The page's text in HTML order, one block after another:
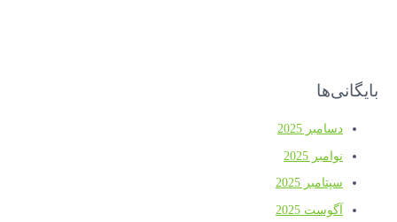
بایگانی‌ها
دسامبر 2025
نوامبر 2025
سپتامبر 2025
آگوست 2025